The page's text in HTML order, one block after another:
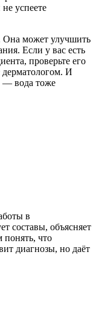
успеете
Она может улучшить
Если у вас есть
проверьте его
дерматологом. И
— вода тоже
в
составы, объясняет
понять, что
диагнозы, но даёт